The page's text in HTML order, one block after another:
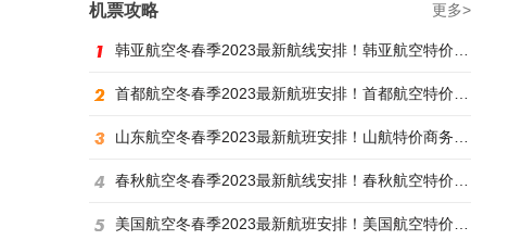
机票攻略 更多>
韩亚航空冬春季2023最新航线安排！韩亚航空特价商务舱预订火热抢购中
首都航空冬春季2023最新航班安排！首都航空特价商务舱火热抢购中
山东航空冬春季2023最新航班安排！山航特价商务舱火热抢购中
春秋航空冬春季2023最新航线安排！春秋航空特价商务舱找炫飞
美国航空冬春季2023最新航班安排！美国航空特价商务舱火热抢购中